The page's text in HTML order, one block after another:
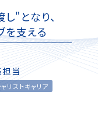
"となり、
を支える
担当
リストキャリア